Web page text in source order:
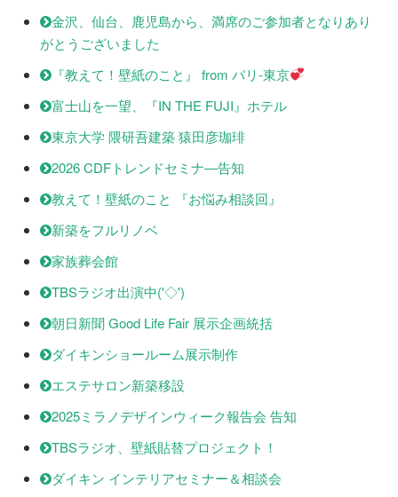
金沢、仙台、鹿児島から、満席のご参加者となりあり
がとうございました
『教えて！壁紙のこと』 from パリ-東京
富士山を一望、『IN THE FUJI』ホテル
東京大学 隈研吾建築 猿田彦珈琲
2026 CDFトレンドセミナ―告知
教えて！壁紙のこと 『お悩み相談回』
新築をフルリノベ
家族葬会館
TBSラジオ出演中('◇')ゞ
朝日新聞 Good Life Fair 展示企画統括
ダイキンショールーム展示制作
エステサロン新築移設
2025ミラノデザインウィーク報告会 告知
TBSラジオ、壁紙貼替プロジェクト！
ダイキン インテリアセミナー＆相談会